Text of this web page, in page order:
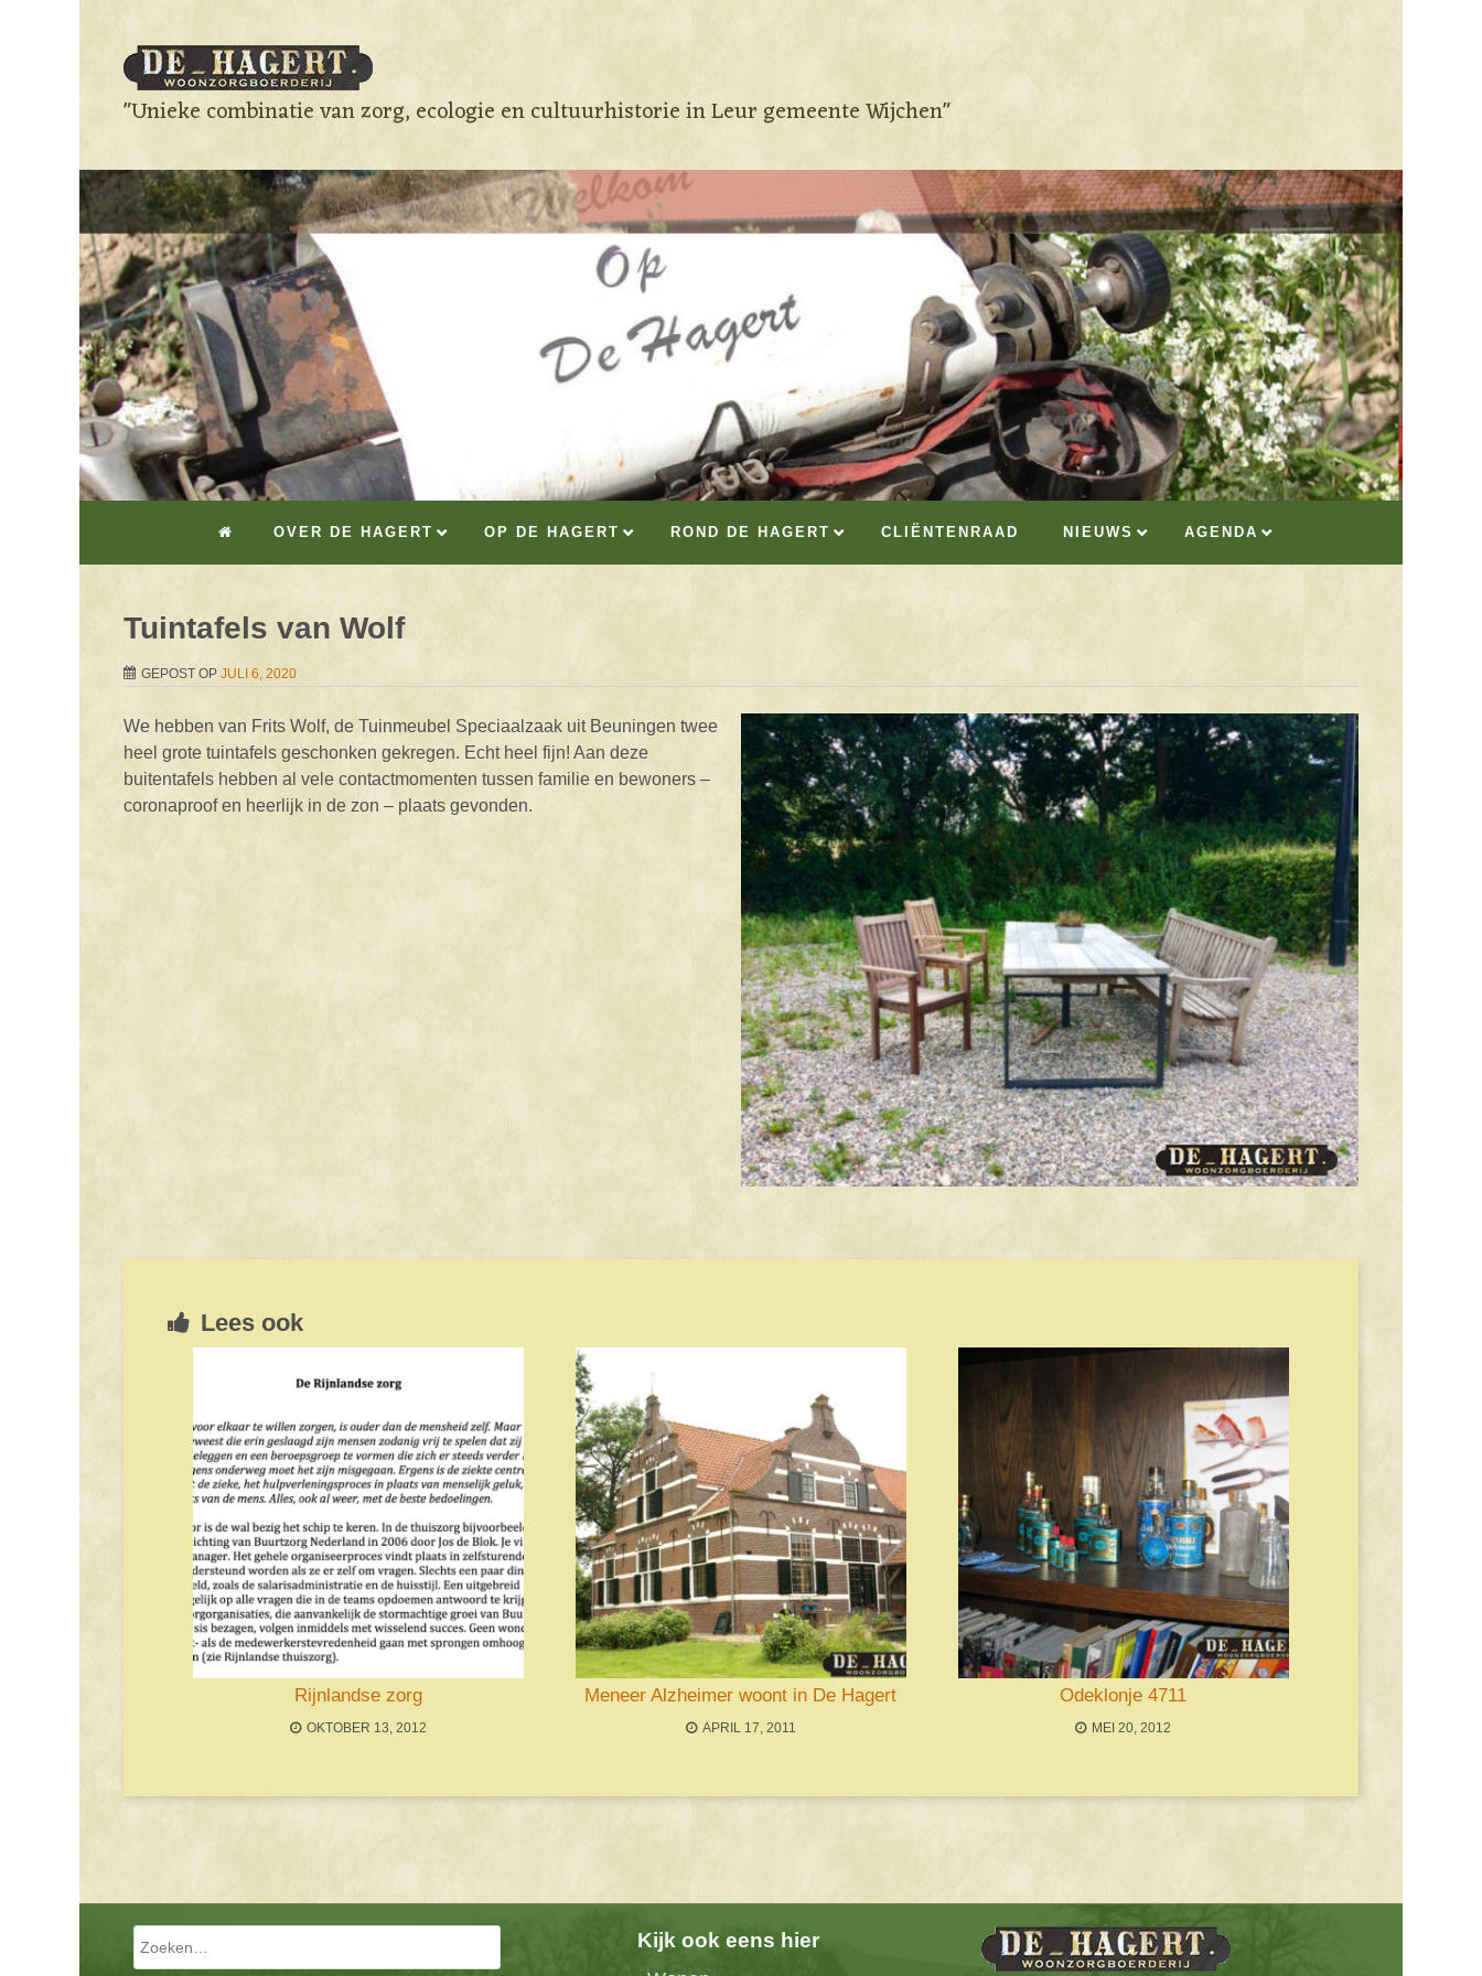
"Unieke combinatie van zorg, ecologie en cultuurhistorie in Leur gemeente Wijchen"
OVER DE HAGERT OP DE HAGERT ROND DE HAGERT CLIËNTENRAAD NIEUWS AGENDA
Tuintafels van Wolf
GEPOST OP JULI 6, 2020
We hebben van Frits Wolf, de Tuinmeubel Speciaalzaak uit Beuningen twee
heel grote tuintafels geschonken gekregen. Echt heel fijn! Aan deze
buitentafels hebben al vele contactmomenten tussen familie en bewoners –
coronaproof en heerlijk in de zon – plaats gevonden.
Lees ook
Rijnlandse zorg
OKTOBER 13, 2012
Meneer Alzheimer woont in De Hagert
APRIL 17, 2011
Odeklonje 4711
MEI 20, 2012
Bericht navigatie
Zoeken Kijk ook eens hier